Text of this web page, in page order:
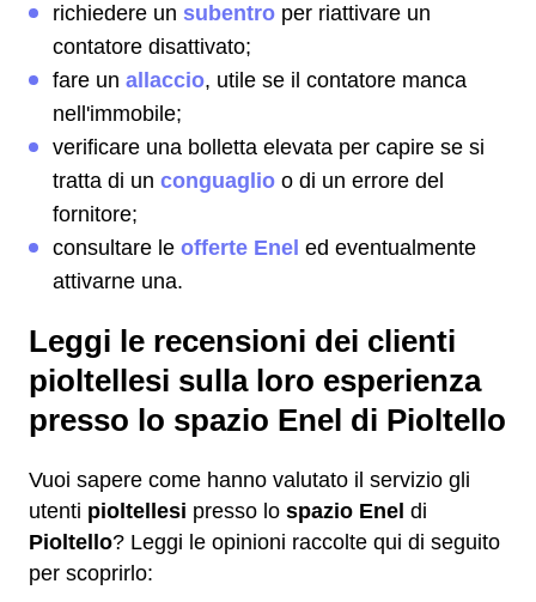
richiedere un subentro per riattivare un
contatore disattivato;
fare un allaccio, utile se il contatore manca
nell'immobile;
verificare una bolletta elevata per capire se si
tratta di un conguaglio o di un errore del
fornitore;
consultare le offerte Enel ed eventualmente
attivarne una.
Leggi le recensioni dei clienti
pioltellesi sulla loro esperienza
presso lo spazio Enel di Pioltello
Vuoi sapere come hanno valutato il servizio gli
utenti pioltellesi presso lo spazio Enel di
Pioltello? Leggi le opinioni raccolte qui di seguito
per scoprirlo: